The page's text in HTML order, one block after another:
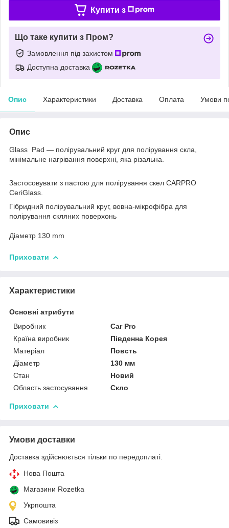
Купити з
Що таке купити з Пром?
Замовлення під захистом
Доступна доставка
Опис Характеристики Доставка Оплата Умови
Опис
Glass Pad — полірувальний круг для полірування скла,
мінімальне нагрівання поверхні, яка різальна.
Застосовувати з пастою для полірування скел CARPRO
CeriGlass.
Гібридний полірувальний круг, вовна-мікрофібра для
полірування скляних поверхонь
Діаметр 130 mm
Приховати
Характеристики
Основні атрибути
Виробник
Car Pro
Країна виробник
Південна Корея
Матеріал
Повсть
Діаметр
130 мм
Стан
Новий
Область застосування
Скло
Приховати
Умови доставки
Доставка здійснюється тільки по передоплаті.
Нова Пошта
Магазини Rozetka
Укрпошта
Самовивіз